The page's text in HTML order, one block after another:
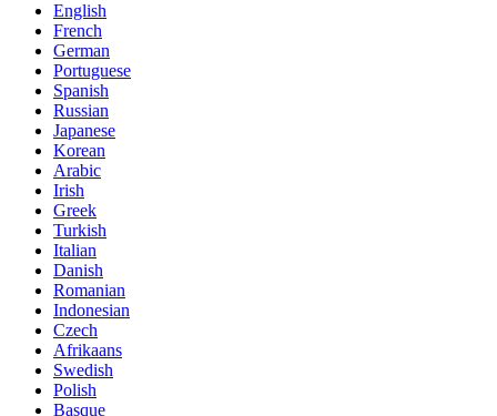
English
French
German
Portuguese
Spanish
Russian
Japanese
Korean
Arabic
Irish
Greek
Turkish
Italian
Danish
Romanian
Indonesian
Czech
Afrikaans
Swedish
Polish
Basque